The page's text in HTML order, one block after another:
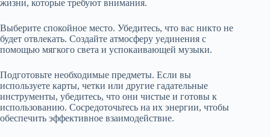
жизни, которые требуют внимания.
Выберите спокойное место. Убедитесь, что вас никто не
будет отвлекать. Создайте атмосферу уединения с
помощью мягкого света и успокаивающей музыки.
Подготовьте необходимые предметы. Если вы
используете карты, четки или другие гадательные
инструменты, убедитесь, что они чистые и готовы к
использованию. Сосредоточьтесь на их энергии, чтобы
обеспечить эффективное взаимодействие.